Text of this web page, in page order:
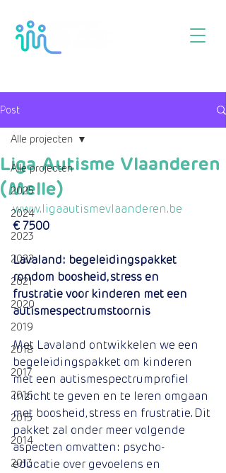
Post
Alle projecten
2025
2024
2023
2022
2021
2020
2019
2018
2017
2016
2015
2014
2013
Alle projecten
Liga Autisme Vlaanderen
(Melle)
www.ligaautismevlaanderen.be
€ 7500
Lavaland: begeleidingspakket
rondom boosheid, stress en
frustratie voor kinderen met een
autismespectrumstoornis
Met Lavaland ontwikkelen we een
begeleidingspakket om kinderen
met een autismespectrumprofiel
inzicht te geven en te leren omgaan
met boosheid, stress en frustratie. Dit
pakket zal onder meer volgende
aspecten omvatten: psycho-
educatie over gevoelens en